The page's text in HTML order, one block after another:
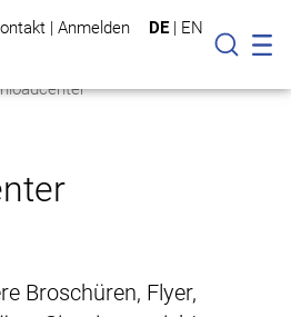
| Anmelden DE | EN
Suche
Broschüren, Flyer,